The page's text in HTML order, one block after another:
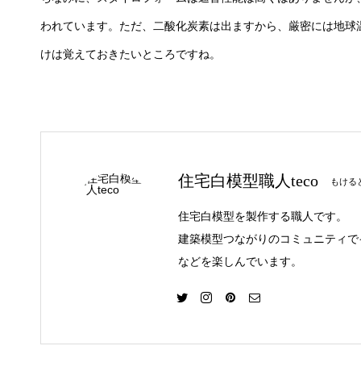
われています。ただ、二酸化炭素は出ますから、厳密には地
けは覚えておきたいところですね。
住宅白模型職人teco もける
住宅白模型を製作する職人です。
建築模型つながりのコミュニティ
などを楽しんでいます。